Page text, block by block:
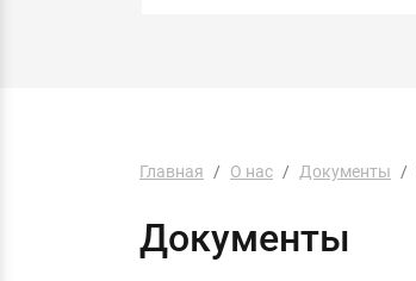
Главная О нас Документы
Документы